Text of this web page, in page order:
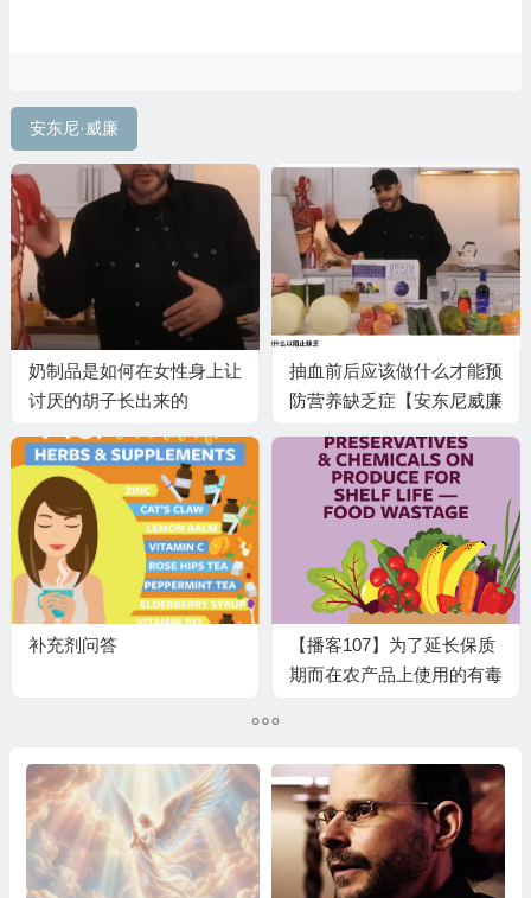
安东尼·威廉
奶制品是如何在女性身上让
讨厌的胡子长出来的
抽血前后应该做什么才能预
防营养缺乏症【安东尼威廉
补充剂问答
【播客107】为了延长保质
期而在农产品上使用的有毒